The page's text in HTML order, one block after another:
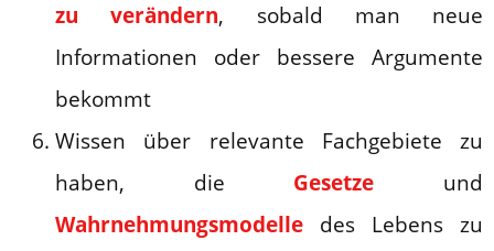
zu verändern, sobald man neue
Informationen oder bessere Argumente
bekommt
Wissen über relevante Fachgebiete zu
haben, die Gesetze und
Wahrnehmungsmodelle des Lebens zu